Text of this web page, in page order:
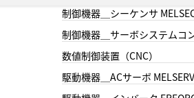
制御機器＿シーケンサ
制御機器＿サーボシステムコ
数値制御装置（CNC）
駆動機器＿ACサーボ